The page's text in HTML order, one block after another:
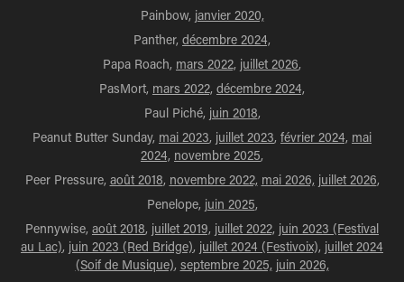
Painbow, janvier 2020,
Panther, décembre 2024,
Papa Roach, mars 2022, juillet 2026,
PasMort, mars 2022, décembre 2024,
Paul Piché, juin 2018,
Peanut Butter Sunday, mai 2023, juillet 2023, février 2024, mai
2024, novembre 2025,
Peer Pressure, août 2018, novembre 2022, mai 2026, juillet 2026,
Penelope, juin 2025,
Pennywise, août 2018, juillet 2019, juillet 2022, juin 2023 (Festival
au Lac), juin 2023 (Red Bridge), juillet 2024 (Festivoix), juillet 2024
(Soif de Musique), septembre 2025, juin 2026,